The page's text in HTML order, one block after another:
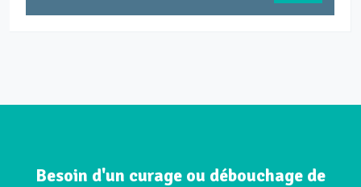
Besoin d'un curage ou débouchage de